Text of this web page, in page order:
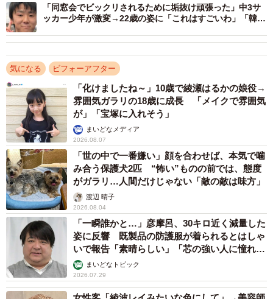
過去と現在を比べてみました。その結果、6年間で見た目の
変化が大きいな…と、改めて気付いたんです」
ビフォーの写真は、6年前に履歴書用として撮影したもの。
当時から大きめのピアスを着用しており、そのサイズは
「ペットボトルの蓋ほど」だったといいます。当時から
SNSでは、いかつい見た目と本人が描く可愛いイラストと
のギャップが話題になっていたそうで、注目される存在だ
ったのだとか。
「同窓会でビックリされるために垢抜け頑張った」中3サ
ッカー少年が激変→22歳の姿に「これはすごいわ」「韓国
気になる ビフォーアフター
「化けましたね～」10歳で綾瀬はるかの娘役→
雰囲気ガラリの18歳に成長 「メイクで雰囲気
が」「宝塚に入れそう」
まいどなメディア
2026.08.07
「世の中で一番嫌い」顔を合わせば、本気で噛
み合う保護犬2匹 “怖い”ものの前では、態度
がガラリ…人間だけじゃない「敵の敵は味方」
渡辺 晴子
2026.08.04
「一瞬誰かと…」彦摩呂、30キロ近く減量した
姿に反響 既製品の防護服が着られるとはしゃ
いで報告「素晴らしい」「芯の強い人に憧れま
す」まいどなトピック
2026.07.29